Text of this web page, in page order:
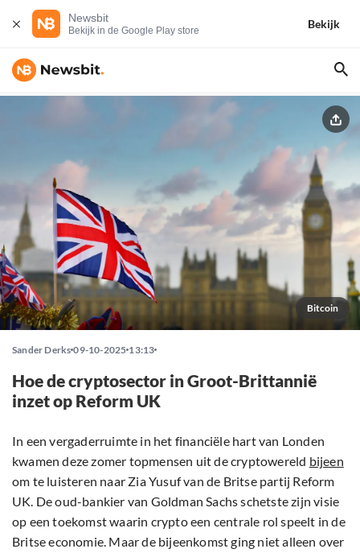
Newsbit
Bekijk in de Google Play store
Bekijk
Bitcoin
Sander Derks 09-10-2025 13:13
Hoe de cryptosector in Groot-Brittannië
inzet op Reform UK
In een vergaderruimte in het financiële hart van Londen
kwamen deze zomer topmensen uit de cryptowereld bijeen
om te luisteren naar Zia Yusuf van de Britse partij Reform
UK. De oud-bankier van Goldman Sachs schetste zijn visie
op een toekomst waarin crypto een centrale rol speelt in de
Britse economie. Maar de bijeenkomst ging niet alleen over